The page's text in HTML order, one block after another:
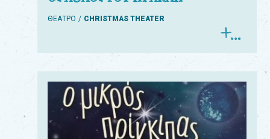
ΘΕΑΤΡΟ CHRISTMAS THEATER